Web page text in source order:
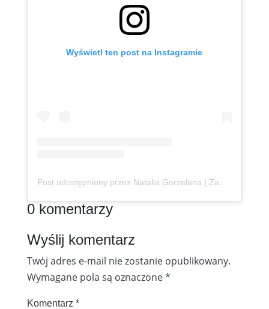
Wyświetl ten post na Instagramie
0 komentarzy
Wyślij komentarz
Twój adres e-mail nie zostanie opublikowany.
Wymagane pola są oznaczone*
Komentarz *